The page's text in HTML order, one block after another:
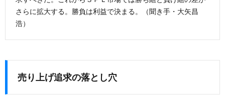
さらに拡大する。勝負は利益で決まる。（聞き手・大矢昌
浩）
売り上げ追求の落とし穴